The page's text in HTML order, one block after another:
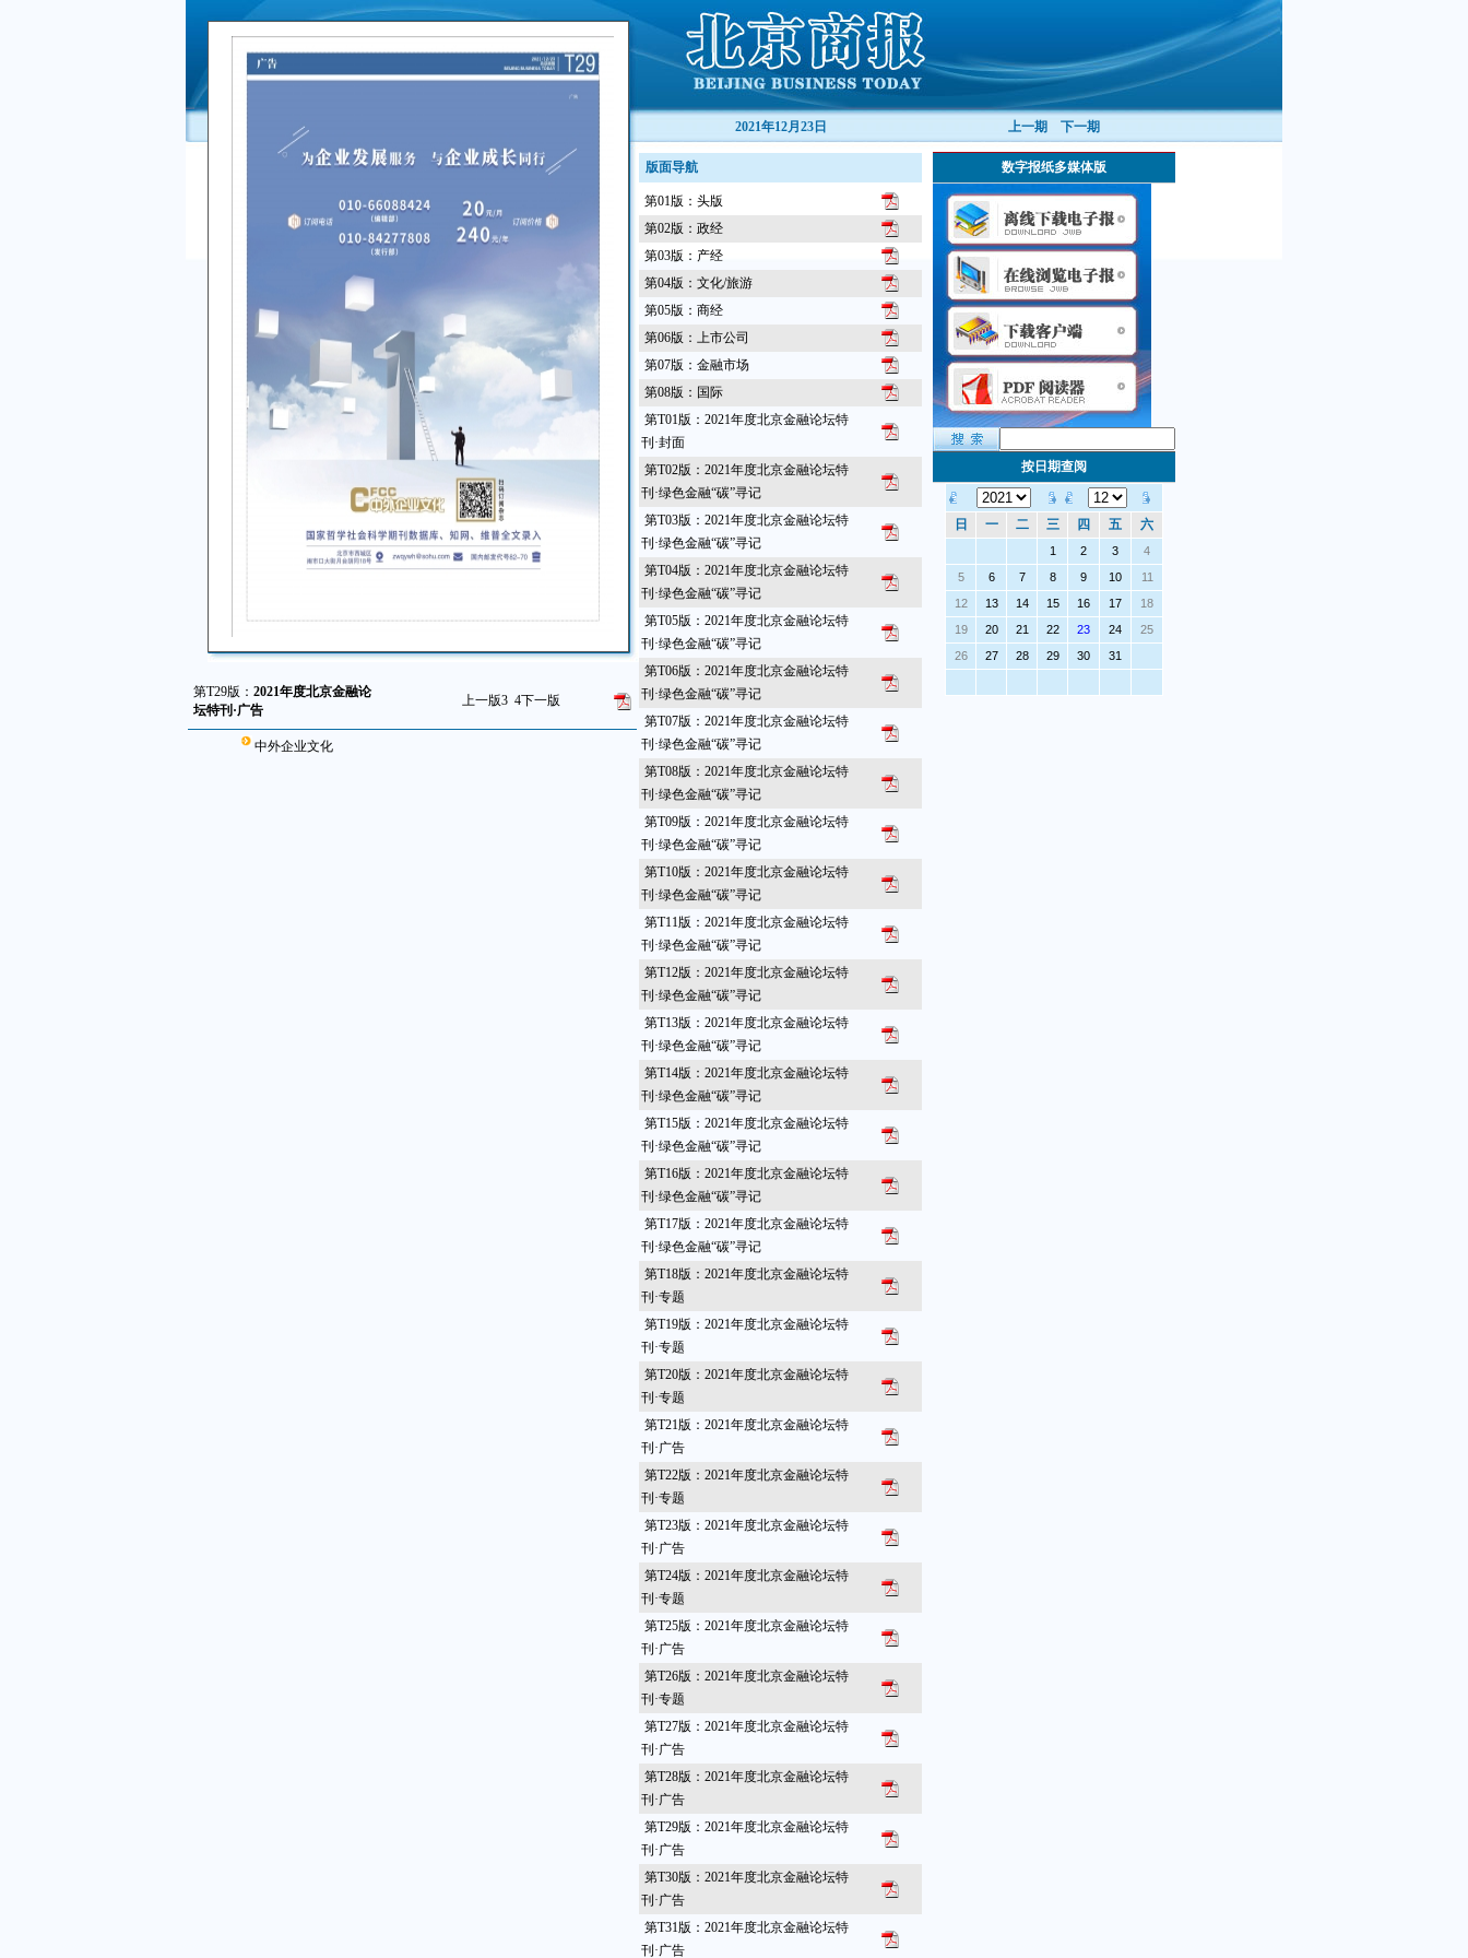
第T29版： 2021年度北京金融论
坛特刊·广告
上一版3 4下一版
中外企业文化
2021年12月23日
版面导航
第01版：头版
第02版：政经
第03版：产经
第04版：文化/旅游
第05版：商经
第06版：上市公司
第07版：金融市场
第08版：国际
第T01版：2021年度北京金融论坛特
刊·封面
第T02版：2021年度北京金融论坛特
刊·绿色金融“碳”寻记
第T03版：2021年度北京金融论坛特
刊·绿色金融“碳”寻记
第T04版：2021年度北京金融论坛特
刊·绿色金融“碳”寻记
第T05版：2021年度北京金融论坛特
刊·绿色金融“碳”寻记
第T06版：2021年度北京金融论坛特
刊·绿色金融“碳”寻记
第T07版：2021年度北京金融论坛特
刊·绿色金融“碳”寻记
第T08版：2021年度北京金融论坛特
刊·绿色金融“碳”寻记
第T09版：2021年度北京金融论坛特
刊·绿色金融“碳”寻记
第T10版：2021年度北京金融论坛特
刊·绿色金融“碳”寻记
第T11版：2021年度北京金融论坛特
刊·绿色金融“碳”寻记
第T12版：2021年度北京金融论坛特
刊·绿色金融“碳”寻记
第T13版：2021年度北京金融论坛特
刊·绿色金融“碳”寻记
第T14版：2021年度北京金融论坛特
刊·绿色金融“碳”寻记
第T15版：2021年度北京金融论坛特
刊·绿色金融“碳”寻记
第T16版：2021年度北京金融论坛特
刊·绿色金融“碳”寻记
第T17版：2021年度北京金融论坛特
刊·绿色金融“碳”寻记
第T18版：2021年度北京金融论坛特
刊·专题
第T19版：2021年度北京金融论坛特
刊·专题
第T20版：2021年度北京金融论坛特
刊·专题
第T21版：2021年度北京金融论坛特
刊·广告
第T22版：2021年度北京金融论坛特
刊·专题
第T23版：2021年度北京金融论坛特
刊·广告
第T24版：2021年度北京金融论坛特
刊·专题
第T25版：2021年度北京金融论坛特
刊·广告
第T26版：2021年度北京金融论坛特
刊·专题
第T27版：2021年度北京金融论坛特
刊·广告
第T28版：2021年度北京金融论坛特
刊·广告
第T29版：2021年度北京金融论坛特
刊·广告
第T30版：2021年度北京金融论坛特
刊·广告
第T31版：2021年度北京金融论坛特
刊·广告
上一期 下一期
数字报纸多媒体版
按日期查阅
日 一 二 三 四 五 六
1 2 3
4
5
6 7 8 9 10
11
12
13 14 15 16 17
18
19
20 21 22 23 24
25
26
27 28 29 30 31